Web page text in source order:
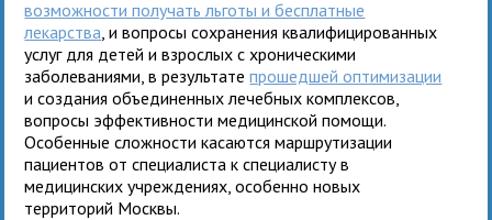
возможности получать льготы и бесплатные
лекарства , и вопросы сохранения квалифицированных
услуг для детей и взрослых с хроническими
заболеваниями, в результатепрошедшей оптимизации
и создания объединенных лечебных комплексов,
вопросы эффективности медицинской помощи.
Особенные сложности касаются маршрутизации
пациентов от специалиста к специалисту в
медицинских учреждениях, особенно новых
территорий Москвы.